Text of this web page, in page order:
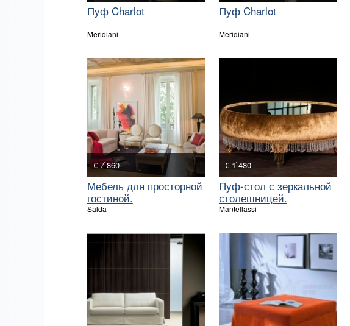
Пуф Charlot
Meridiani
Пуф Charlot
Meridiani
€ 7`860
Мебель для просторной
гостиной.
Salda
€ 1`480
Пуф-стол с зеркальной
столешницей.
Mantellassi